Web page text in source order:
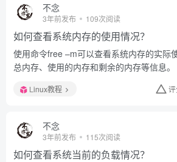
不念
3年前发布 109次阅读
如何查看系统内存的使用情况？
使用命令free –m可以查看系统内存的实际
总内存、使用的内存和剩余的内存等信息。
Linux教程
不念
3年前发布 115次阅读
如何查看系统当前的负载情况？